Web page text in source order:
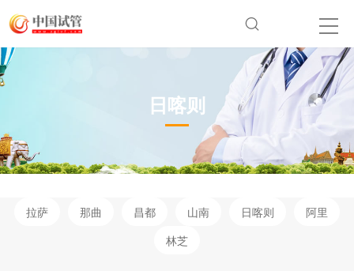
日喀则
拉萨 那曲 昌都 山南 日喀则
阿里
林芝